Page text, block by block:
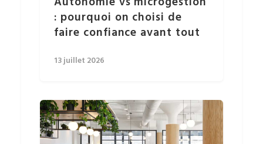
: pourquoi on choisi de
faire confiance avant tout
13 juillet 2026